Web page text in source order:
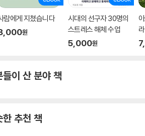
람에게 지쳤습니다
원
시대의 선구자 30명의
스트레스 해체 수업
5,000원
라
이 산 분야 책
추천 책